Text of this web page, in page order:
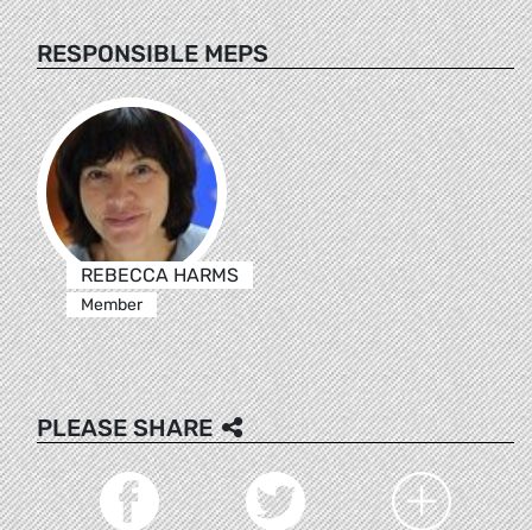
RESPONSIBLE MEPS
REBECCA HARMS
Member
PLEASE SHARE